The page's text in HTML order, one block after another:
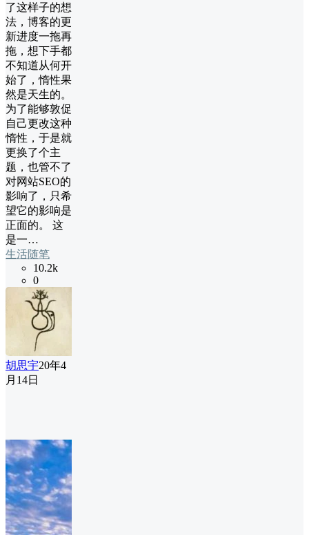
了这样子的想
法，博客的更
新进度一拖再
拖，想下手都
不知道从何开
始了，惰性果
然是天生的。
为了能够敦促
自己更改这种
惰性，于是就
更换了个主
题，也管不了
对网站SEO的
影响了，只希
望它的影响是
正面的。 这
是一…
生活随笔
10.2k
0
胡思宇20年4
月14日